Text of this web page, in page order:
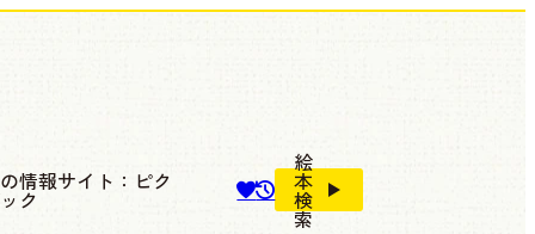
情報サイト：ピク
ク
絵
本
検
索